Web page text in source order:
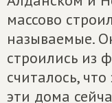
массово
называемые.
строились из
считалось,
эти дома